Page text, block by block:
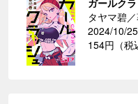
ガールク
タヤマ碧
2024/10/25
154円（税